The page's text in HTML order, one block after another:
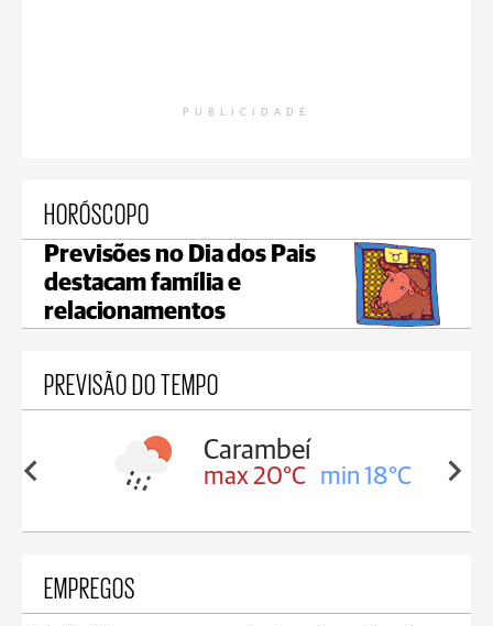
PUBLICIDADE
HORÓSCOPO
Previsões no Dia dos Pais
destacam família e
relacionamentos
PREVISÃO DO TEMPO
18°C
Carambeí
max 20°C min 18°C
EMPREGOS